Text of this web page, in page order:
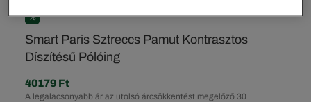
%
Smart Paris Sztreccs Pamut Kontrasztos
Díszítésű Pólóing
A legalacsonyabb ár az utolsó árcsökkentést megelőző 30
40179 Ft